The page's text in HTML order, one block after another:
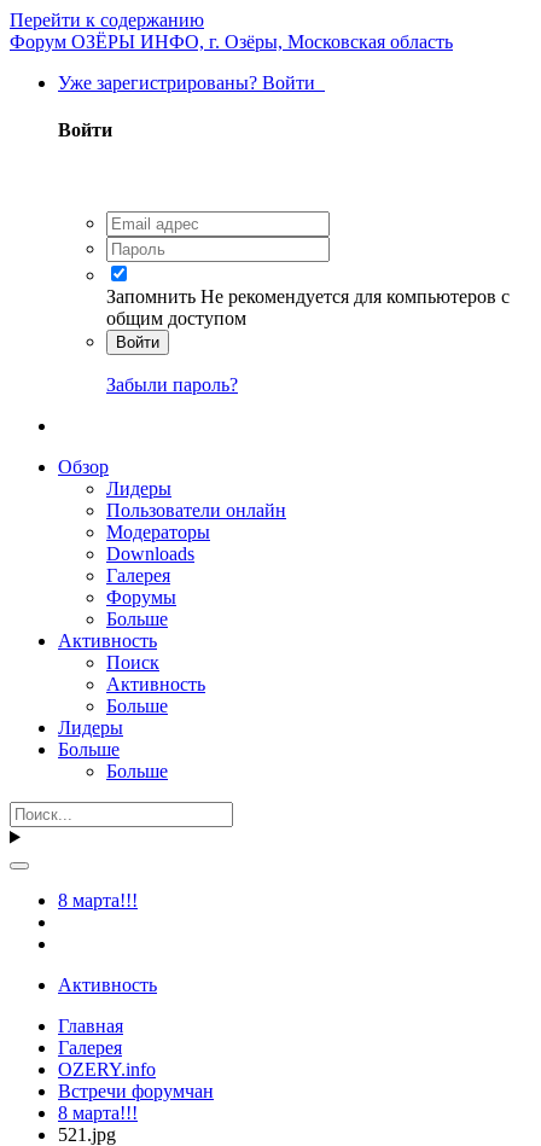
Перейти к содержанию
Форум ОЗЁРЫ ИНФО, г. Озёры, Московская область
Уже зарегистрированы? Войти
Войти
Запомнить Не рекомендуется для компьютеров с
общим доступом
Войти
Забыли пароль?
Обзор
Лидеры
Пользователи онлайн
Модераторы
Downloads
Галерея
Форумы
Больше
Активность
Поиск
Активность
Больше
Лидеры
Больше
Больше
8 марта!!!
Активность
Главная
Галерея
OZERY.info
Встречи форумчан
8 марта!!!
521.jpg